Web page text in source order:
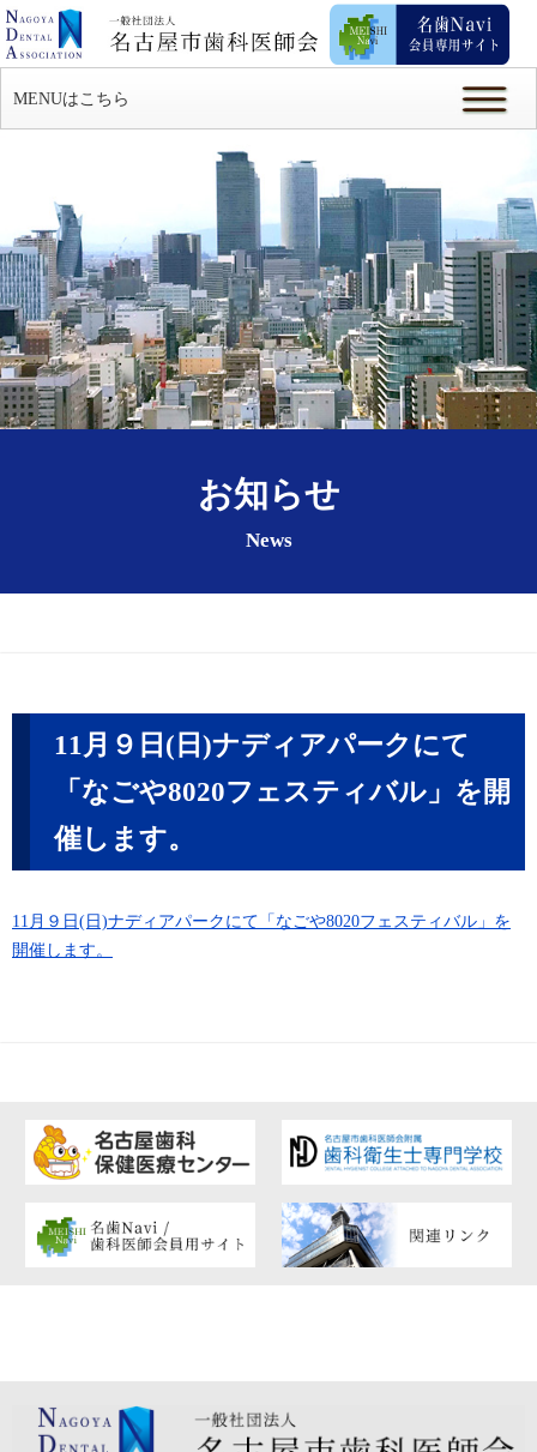
MENUはこちら
お知らせ
News
11月９日(日)ナディアパークにて
「なごや8020フェスティバル」を開
催します。
11月９日(日)ナディアパークにて「なごや8020フェスティバル」を
開催します。